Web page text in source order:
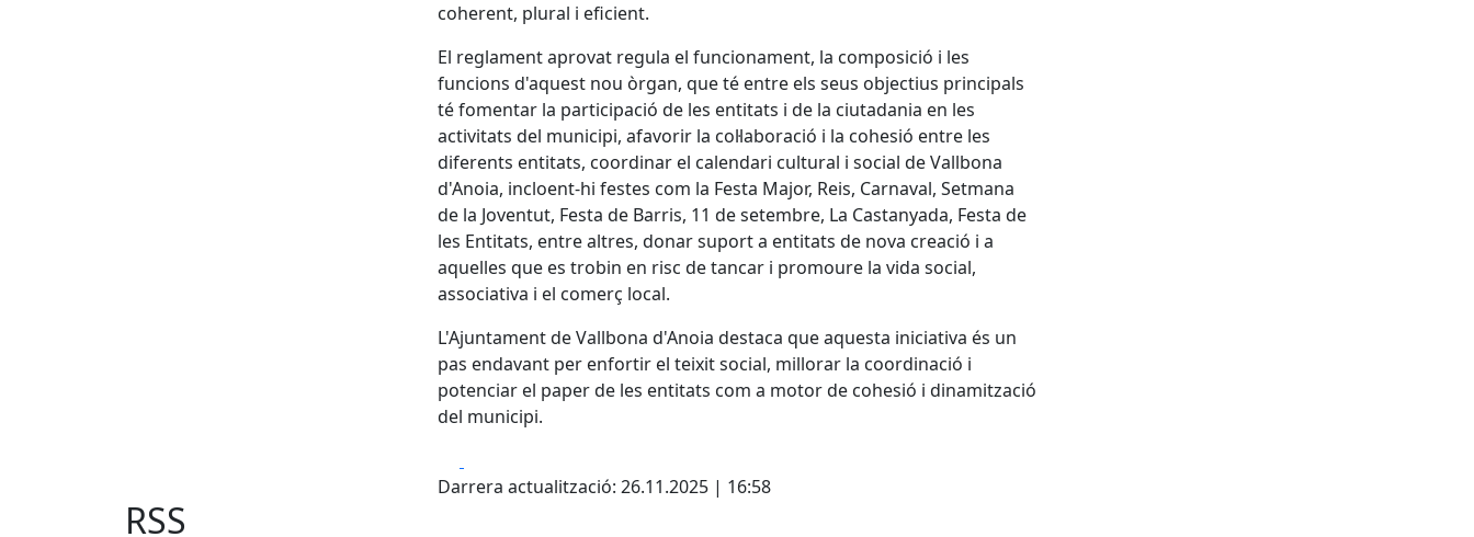
coherent, plural i eficient.
El reglament aprovat regula el funcionament, la composició i les
funcions d'aquest nou òrgan, que té entre els seus objectius principals
té fomentar la participació de les entitats i de la ciutadania en les
activitats del municipi, afavorir la col·laboració i la cohesió entre les
diferents entitats, coordinar el calendari cultural i social de Vallbona
d'Anoia, incloent-hi festes com la Festa Major, Reis, Carnaval, Setmana
de la Joventut, Festa de Barris, 11 de setembre, La Castanyada, Festa de
les Entitats, entre altres, donar suport a entitats de nova creació i a
aquelles que es trobin en risc de tancar i promoure la vida social,
associativa i el comerç local.
L'Ajuntament de Vallbona d'Anoia destaca que aquesta iniciativa és un
pas endavant per enfortir el teixit social, millorar la coordinació i
potenciar el paper de les entitats com a motor de cohesió i dinamització
del municipi.
Darrera actualització: 26.11.2025 | 16:58
RSS